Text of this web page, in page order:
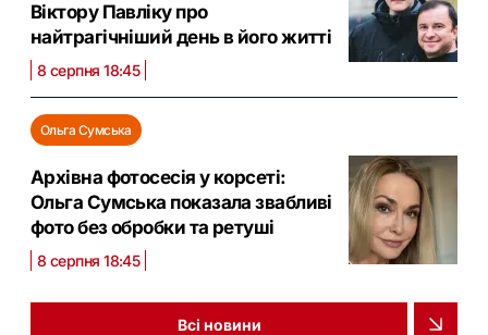
Віктору Павліку про
найтрагічніший день в його житті
8 серпня 18:45
Ольга Сумська
Архівна фотосесія у корсеті:
Ольга Сумська показала звабливі
фото без обробки та ретуші
8 серпня 18:45
Всі новини